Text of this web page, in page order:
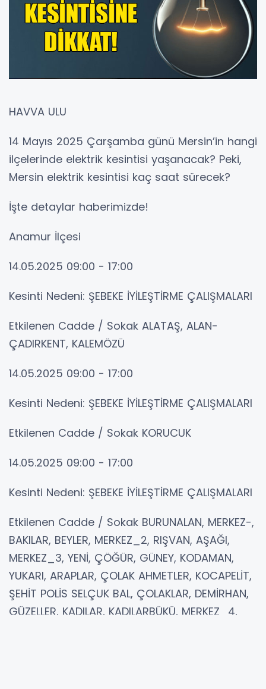
HAVVA ULU
14 Mayıs 2025 Çarşamba günü Mersin’in hangi
ilçelerinde elektrik kesintisi yaşanacak? Peki,
Mersin elektrik kesintisi kaç saat sürecek?
İşte detaylar haberimizde!
Anamur İlçesi
14.05.2025 09:00 - 17:00
Kesinti Nedeni: ŞEBEKE İYİLEŞTİRME ÇALIŞMALARI
Etkilenen Cadde / Sokak ALATAŞ, ALAN-
ÇADIRKENT, KALEMÖZÜ
14.05.2025 09:00 - 17:00
Kesinti Nedeni: ŞEBEKE İYİLEŞTİRME ÇALIŞMALARI
Etkilenen Cadde / Sokak KORUCUK
14.05.2025 09:00 - 17:00
Kesinti Nedeni: ŞEBEKE İYİLEŞTİRME ÇALIŞMALARI
Etkilenen Cadde / Sokak BURUNALAN, MERKEZ-,
BAKILAR, BEYLER, MERKEZ_2, RIŞVAN, AŞAĞI,
MERKEZ_3, YENİ, ÇÖĞÜR, GÜNEY, KODAMAN,
YUKARI, ARAPLAR, ÇOLAK AHMETLER, KOCAPELİT,
ŞEHİT POLİS SELÇUK BAL, ÇOLAKLAR, DEMİRHAN,
GÜZELLER, KADILAR, KADILARBÜKÜ, MERKEZ_4,